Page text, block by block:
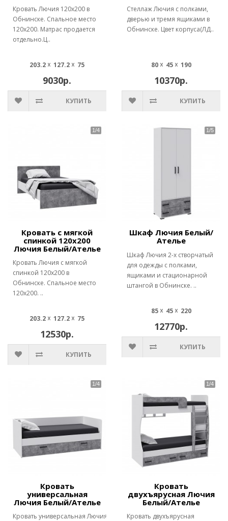
Кровать Лючия 120х200 в
Обнинске. Спальное место
120х200. Матрас продается
отдельно.Ц..
203.2 ☓ 127.2 ☓ 75
9030р.
КУПИТЬ
Стеллаж Лючия с полками,
дверью и тремя ящиками в
Обнинске. Цвет корпуса(ЛД..
80 ☓ 45 ☓ 190
10370р.
КУПИТЬ
Кровать с мягкой
спинкой 120х200
Лючия Белый/Ателье
Кровать Лючия с мягкой
спинкой 120х200 в
Обнинске. Спальное место
120х200. ..
203.2 ☓ 127.2 ☓ 75
12530р.
КУПИТЬ
Шкаф Лючия Белый/
Ателье
Шкаф Лючия 2-х створчатый
для одежды с полками,
ящиками и стационарной
штангой в Обнинске. ..
85 ☓ 45 ☓ 220
12770р.
КУПИТЬ
Кровать
универсальная
Лючия Белый/Ателье
Кровать универсальная Лючия
Кровать
двухъярусная Лючия
Белый/Ателье
Кровать двухъярусная